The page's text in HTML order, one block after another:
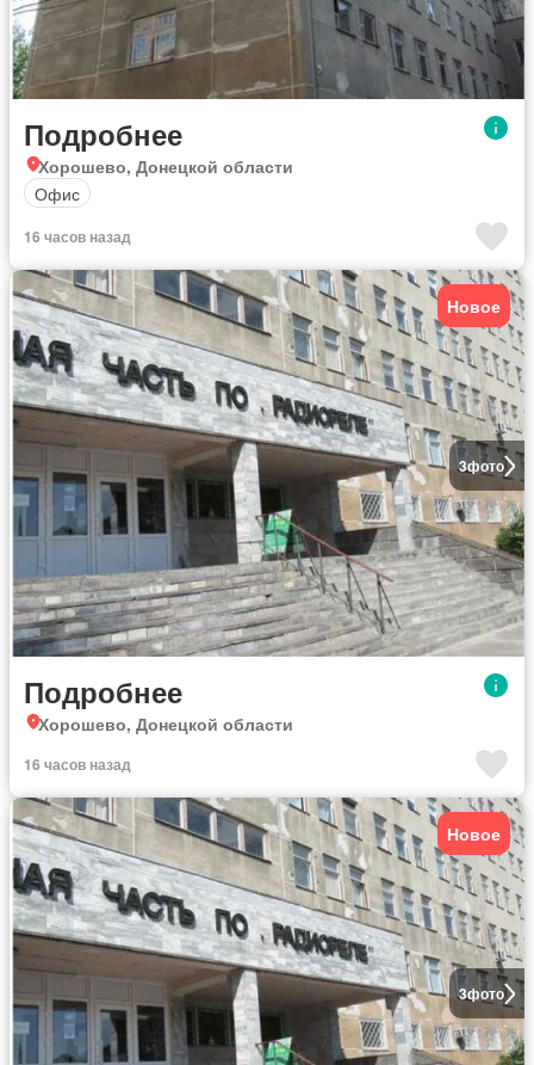
Подробнее
Хорошево, Донецкой области
Офис
16 часов назад
3фото
Новое
Подробнее
Хорошево, Донецкой области
16 часов назад
3фото
Новое